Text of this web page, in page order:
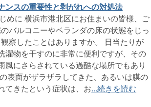
ンスの重要性と剥がれへの対処法
めに 横浜市港北区にお住まいの皆様、ご
のバルコニーやベランダの床の状態をじっ
観察したことはありますか。 日当たりが
濯物を干すのに非常に便利ですが、その
風にさらされている過酷な場所でもあり
表面がザラザラしてきた、あるいは膜の
てきたという症状は、お...続きを読む